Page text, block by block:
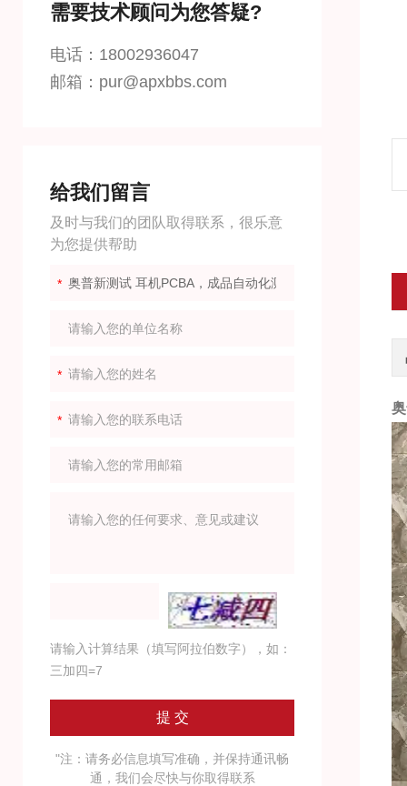
需要技术顾问为您答疑?
电话：18002936047
邮箱：pur@apxbbs.com
给我们留言
及时与我们的团队取得联系，很乐意
为您提供帮助
请输入计算结果（填写阿拉伯数字），如：
三加四=7
"注：请务必信息填写准确，并保持通讯畅
通，我们会尽快与你取得联系